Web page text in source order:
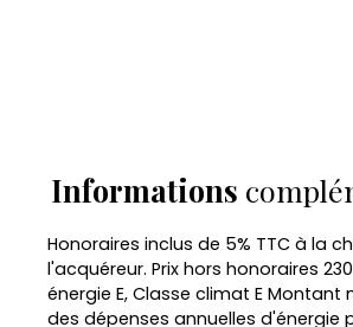
Informations
Honoraires inclus de 5% TTC à la
l'acquéreur. Prix hors honoraires
énergie E, Classe climat E Montant
des dépenses annuelles d'énergie